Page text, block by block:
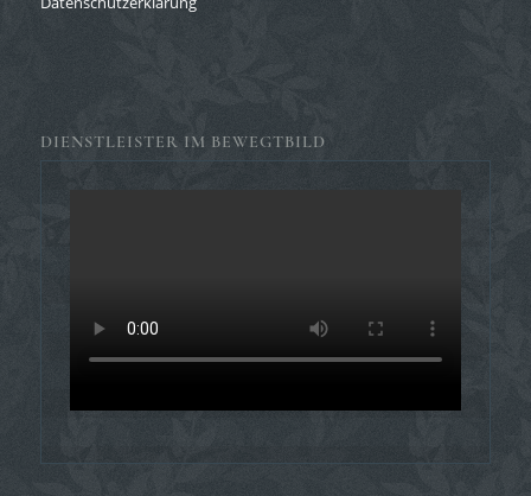
DIENSTLEISTER IM BEWEGTBILD